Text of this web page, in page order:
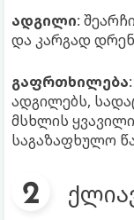
ადგილი:
და კარგად
გაფრთხილება
ადგილებს,
მსხლის
საგაზაფხულო